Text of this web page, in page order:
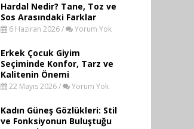
Hardal Nedir? Tane, Toz ve
Sos Arasındaki Farklar
6 Haziran 2026 / Yorum Yok
Erkek Çocuk Giyim
Seçiminde Konfor, Tarz ve
Kalitenin Önemi
22 Mayıs 2026 / Yorum Yok
Kadın Güneş Gözlükleri: Stil
ve Fonksiyonun Buluştuğu